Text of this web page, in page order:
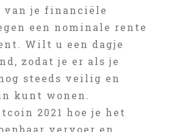
van je financiële
een nominale rente
Wilt u een dagje
zodat je er als je
steeds veilig en
kunt wonen.
2021 hoe je het
vervoer en